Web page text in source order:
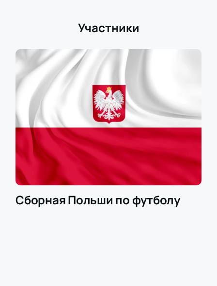
Участники
Сборная Польши по футболу